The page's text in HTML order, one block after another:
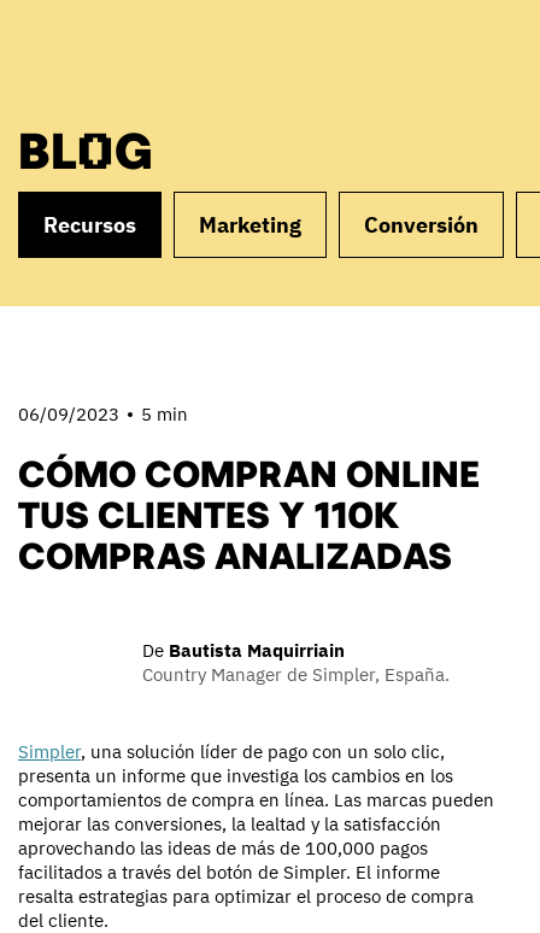
BLOG
Recursos Marketing Conversión
06/09/2023 5 min
CÓMO COMPRAN ONLINE
TUS CLIENTES Y 110K
COMPRAS ANALIZADAS
De Bautista Maquirriain
Country Manager de Simpler, España.
Simpler, una solución líder de pago con un solo clic,
presenta un informe que investiga los cambios en los
comportamientos de compra en línea. Las marcas pueden
mejorar las conversiones, la lealtad y la satisfacción
aprovechando las ideas de más de 100,000 pagos
facilitados a través del botón de Simpler. El informe
resalta estrategias para optimizar el proceso de compra
del cliente.